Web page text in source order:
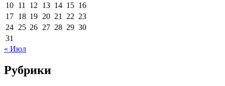
10 11 12 13 14 15 16
17 18 19 20 21 22 23
24 25 26 27 28 29 30
31
« Июл
Рубрики